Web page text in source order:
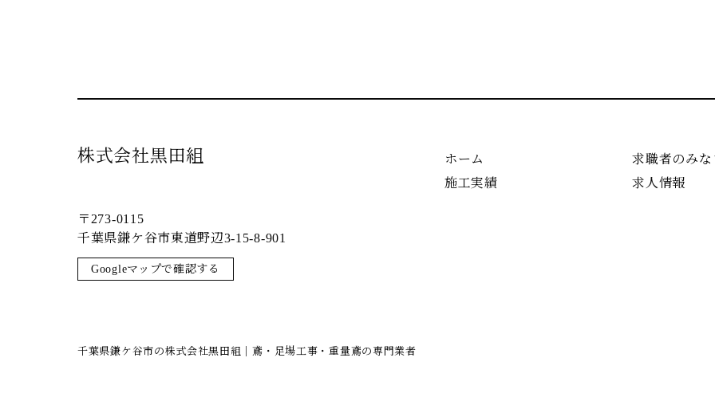
株式会社黒田組
ホーム
施工実績
求職者のみ
求人情報
〒273-0115
千葉県鎌ケ谷市東道野辺3-15-8-901
Googleマップで確認する
千葉県鎌ケ谷市の株式会社黒田組｜鳶・足場工事・重量鳶の専門業者